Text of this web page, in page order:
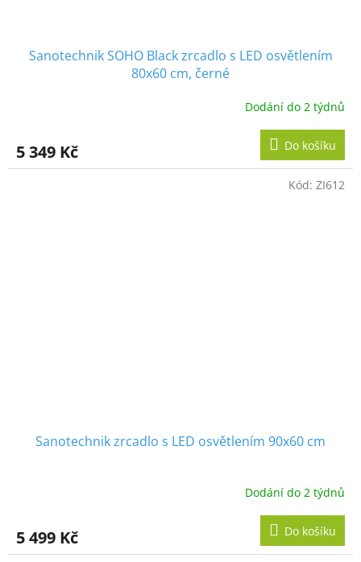
Sanotechnik SOHO Black zrcadlo s LED osvětlením
80x60 cm, černé
Dodání do 2 týdnů
5 349 Kč Do košíku
Sanotechnik zrcadlo s LED osvětlením 90x60 cm
Dodání do 2 týdnů
5 499 Kč Do košíku
Kód: ZI612